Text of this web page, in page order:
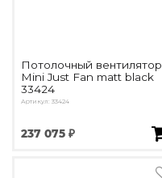
Потолочный вентилятор
Mini Just Fan matt black
33424
Артикул: 33424
237 075 ₽